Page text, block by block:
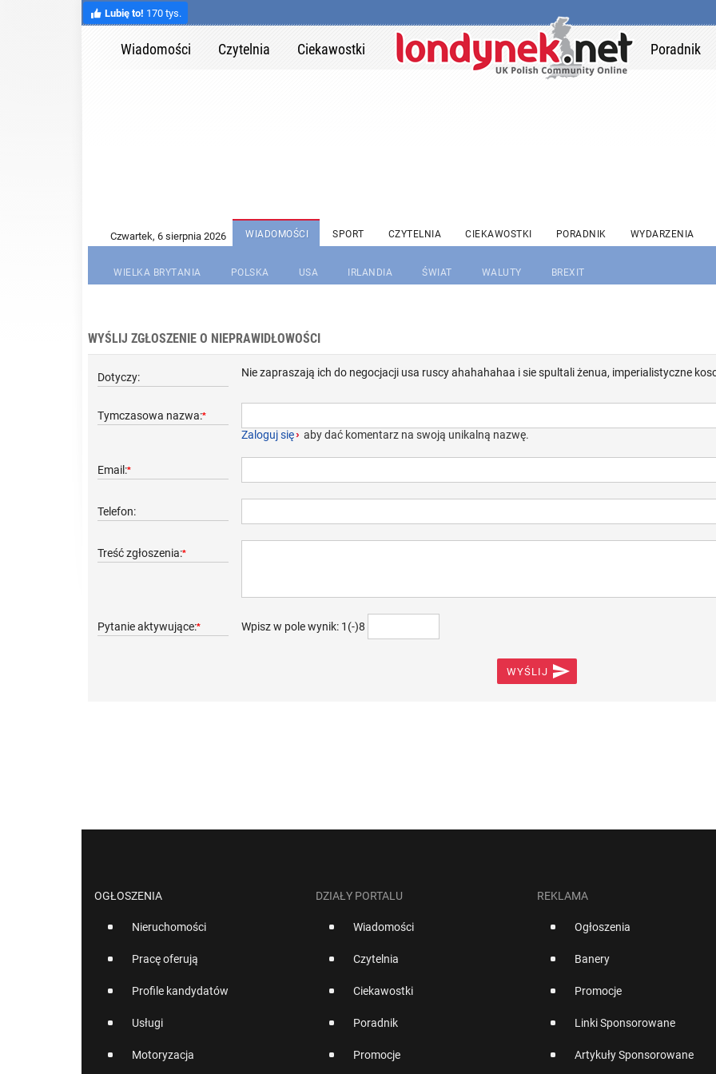
Lubię to! 170 tys.
Wiadomości Czytelnia Ciekawostki Poradnik
WIADOMOŚCI SPORT CZYTELNIA CIEKAWOSTKI PORADNIK WYDARZENIA
WIELKA BRYTANIA POLSKA USA IRLANDIA ŚWIAT WALUTY BREXIT
WYŚLIJ ZGŁOSZENIE O NIEPRAWIDŁOWOŚCI
Dotyczy: Nie zapraszają ich do negocjacji usa ruscy ahahahahaa i sie spultali żenua, imperialistyczne
Tymczasowa nazwa:*
Zaloguj się› aby dać komentarz na swoją unikalną nazwę.
Email:*
Telefon:
Treść zgłoszenia:*
Pytanie aktywujące:* Wpisz w pole wynik: 1(-)8
WYŚLIJ 
OGŁOSZENIA
Nieruchomości
Pracę oferują
Profile kandydatów
Usługi
Motoryzacja
DZIAŁY PORTALU
Wiadomości
Czytelnia
Ciekawostki
Poradnik
Promocje
REKLAMA
Ogłoszenia
Banery
Promocje
Linki Sponsorowane
Artykuły Sponsorowane